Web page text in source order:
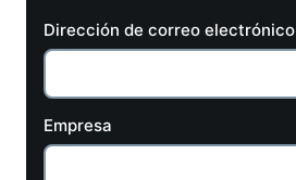
Dirección de correo electrónico
Empresa